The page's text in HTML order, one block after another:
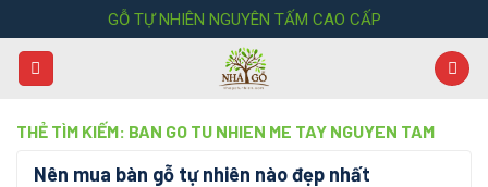
to
content
GỖ TỰ NHIÊN NGUYÊN TẤM CAO CẤP
THẺ TÌM KIẾM: BAN GO TU NHIEN ME TAY NGUYEN TAM
Nên mua bàn gỗ tự nhiên nào đẹp nhất